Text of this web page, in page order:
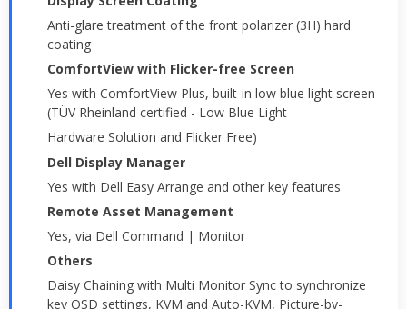
Anti-glare treatment of the front polarizer (3H) hard
coating
ComfortView with Flicker-free Screen
Yes with ComfortView Plus, built-in low blue light screen
(TÜV Rheinland certified - Low Blue Light
Hardware Solution and Flicker Free)
Dell Display Manager
Yes with Dell Easy Arrange and other key features
Remote Asset Management
Yes, via Dell Command | Monitor
Others
Daisy Chaining with Multi Monitor Sync to synchronize
key OSD settings, KVM and Auto-KVM, Picture-by-